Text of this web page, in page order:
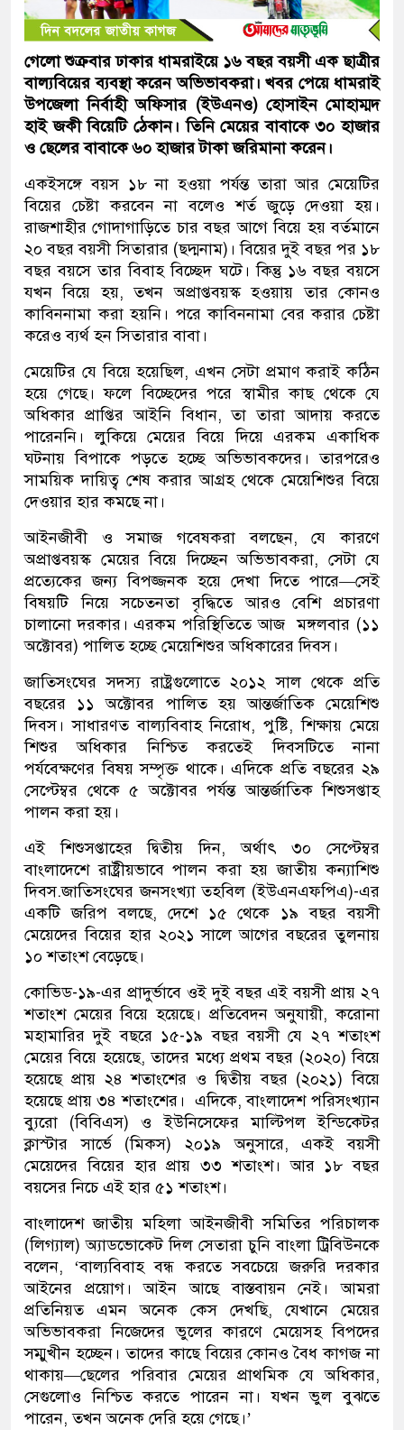
গেলো শুক্রবার ঢাকার ধামরাইয়ে ১৬ বছর বয়সী এক ছাত্রীর
বাল্যবিয়ের ব্যবস্থা করেন অভিভাবকরা। খবর পেয়ে ধামরাই
উপজেলা নির্বাহী অফিসার (ইউএনও) হোসাইন মোহাম্মদ
হাই জকী বিয়েটি ঠেকান। তিনি মেয়ের বাবাকে ৩০ হাজার
ও ছেলের বাবাকে ৬০ হাজার টাকা জরিমানা করেন।
একইসঙ্গে বয়স ১৮ না হওয়া পর্যন্ত তারা আর মেয়েটির
বিয়ের চেষ্টা করবেন না বলেও শর্ত জুড়ে দেওয়া হয়।
রাজশাহীর গোদাগাড়িতে চার বছর আগে বিয়ে হয় বর্তমানে
২০ বছর বয়সী সিতারার (ছদ্মনাম)। বিয়ের দুই বছর পর ১৮
বছর বয়সে তার বিবাহ বিচ্ছেদ ঘটে। কিন্তু ১৬ বছর বয়সে
যখন বিয়ে হয়, তখন অপ্রাপ্তবয়স্ক হওয়ায় তার কোনও
কাবিননামা করা হয়নি। পরে কাবিননামা বের করার চেষ্টা
করেও ব্যর্থ হন সিতারার বাবা।
মেয়েটির যে বিয়ে হয়েছিল, এখন সেটা প্রমাণ করাই কঠিন
হয়ে গেছে। ফলে বিচ্ছেদের পরে স্বামীর কাছ থেকে যে
অধিকার প্রাপ্তির আইনি বিধান, তা তারা আদায় করতে
পারেননি। লুকিয়ে মেয়ের বিয়ে দিয়ে এরকম একাধিক
ঘটনায় বিপাকে পড়তে হচ্ছে অভিভাবকদের। তারপরেও
সাময়িক দায়িত্ব শেষ করার আগ্রহ থেকে মেয়েশিশুর বিয়ে
দেওয়ার হার কমছে না।
আইনজীবী ও সমাজ গবেষকরা বলছেন, যে কারণে
অপ্রাপ্তবয়স্ক মেয়ের বিয়ে দিচ্ছেন অভিভাবকরা, সেটা যে
প্রত্যেকের জন্য বিপজ্জনক হয়ে দেখা দিতে পারে—সেই
বিষয়টি নিয়ে সচেতনতা বৃদ্ধিতে আরও বেশি প্রচারণা
চালানো দরকার। এরকম পরিস্থিতিতে আজ মঙ্গলবার (১১
অক্টোবর) পালিত হচ্ছে মেয়েশিশুর অধিকারের দিবস।
জাতিসংঘের সদস্য রাষ্ট্রগুলোতে ২০১২ সাল থেকে প্রতি
বছরের ১১ অক্টোবর পালিত হয় আন্তর্জাতিক মেয়েশিশু
দিবস। সাধারণত বাল্যবিবাহ নিরোধ, পুষ্টি, শিক্ষায় মেয়ে
শিশুর অধিকার নিশ্চিত করতেই দিবসটিতে নানা
পর্যবেক্ষণের বিষয় সম্পৃক্ত থাকে। এদিকে প্রতি বছরের ২৯
সেপ্টেম্বর থেকে ৫ অক্টোবর পর্যন্ত আন্তর্জাতিক শিশুসপ্তাহ
পালন করা হয়।
এই শিশুসপ্তাহের দ্বিতীয় দিন, অর্থাৎ ৩০ সেপ্টেম্বর
বাংলাদেশে রাষ্ট্রীয়ভাবে পালন করা হয় জাতীয় কন্যাশিশু
দিবস.জাতিসংঘের জনসংখ্যা তহবিল (ইউএনএফপিএ)-এর
একটি জরিপ বলছে, দেশে ১৫ থেকে ১৯ বছর বয়সী
মেয়েদের বিয়ের হার ২০২১ সালে আগের বছরের তুলনায়
১০ শতাংশ বেড়েছে।
কোভিড-১৯-এর প্রাদুর্ভাবে ওই দুই বছর এই বয়সী প্রায় ২৭
শতাংশ মেয়ের বিয়ে হয়েছে। প্রতিবেদন অনুযায়ী, করোনা
মহামারির দুই বছরে ১৫-১৯ বছর বয়সী যে ২৭ শতাংশ
মেয়ের বিয়ে হয়েছে, তাদের মধ্যে প্রথম বছর (২০২০) বিয়ে
হয়েছে প্রায় ২৪ শতাংশের ও দ্বিতীয় বছর (২০২১) বিয়ে
হয়েছে প্রায় ৩৪ শতাংশের। এদিকে, বাংলাদেশ পরিসংখ্যান
ব্যুরো (বিবিএস) ও ইউনিসেফের মাল্টিপল ইন্ডিকেটর
ক্লাস্টার সার্ভে (মিকস) ২০১৯ অনুসারে, একই বয়সী
মেয়েদের বিয়ের হার প্রায় ৩৩ শতাংশ। আর ১৮ বছর
বয়সের নিচে এই হার ৫১ শতাংশ।
বাংলাদেশ জাতীয় মহিলা আইনজীবী সমিতির পরিচালক
(লিগ্যাল) অ্যাডভোকেট দিল সেতারা চুনি বাংলা ট্রিবিউনকে
বলেন, ‘বাল্যবিবাহ বন্ধ করতে সবচেয়ে জরুরি দরকার
আইনের প্রয়োগ। আইন আছে বাস্তবায়ন নেই। আমরা
প্রতিনিয়ত এমন অনেক কেস দেখছি, যেখানে মেয়ের
অভিভাবকরা নিজেদের ভুলের কারণে মেয়েসহ বিপদের
সম্মুখীন হচ্ছেন। তাদের কাছে বিয়ের কোনও বৈধ কাগজ না
থাকায়—ছেলের পরিবার মেয়ের প্রাথমিক যে অধিকার,
সেগুলোও নিশ্চিত করতে পারেন না। যখন ভুল বুঝতে
পারেন, তখন অনেক দেরি হয়ে গেছে।’